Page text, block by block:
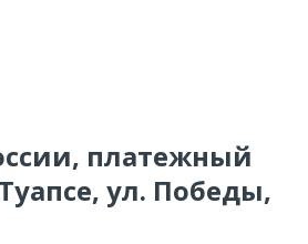
платежный
ул. Победы,